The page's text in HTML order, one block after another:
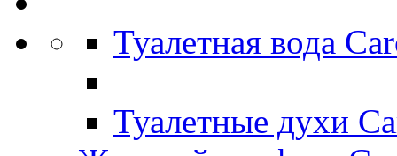
Туалетная вода
Туалетные духи